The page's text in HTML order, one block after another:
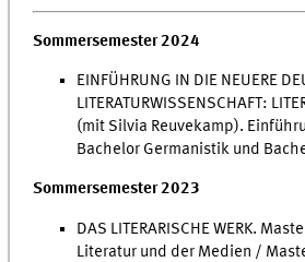
Sommersemester 2024
EINFÜHRUNG IN DIE NEUERE
LITERATURWISSENSCHAFT:
(mit Silvia Reuvekamp).
Bachelor Germanistik und
Sommersemester 2023
DAS LITERARISCHE WERK.
Literatur und der Medien /